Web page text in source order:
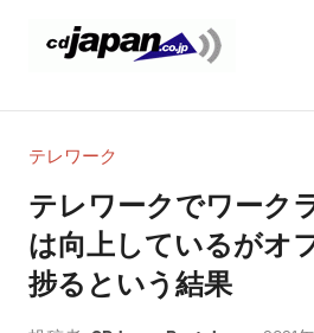
ン
レ
ン
タ
情
報
テレワーク
テレワークでワーク
は向上しているがオ
捗るという結果